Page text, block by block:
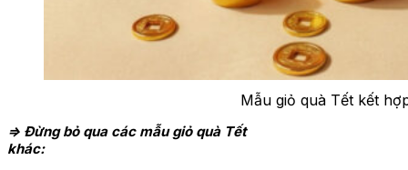
Mẫu giỏ quà Tết kết
=> Đừng bỏ qua các mẫu giỏ quà Tết
khác: